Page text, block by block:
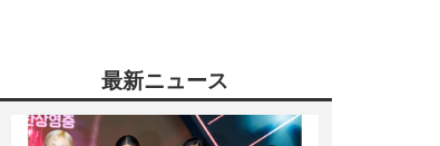
最新ニュース